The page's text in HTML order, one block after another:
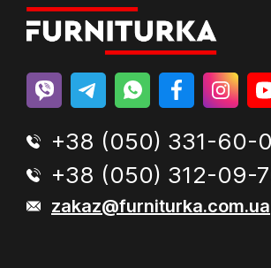
+38 (050) 331-60-
+38 (050) 312-09-
zakaz@furniturka.com.ua